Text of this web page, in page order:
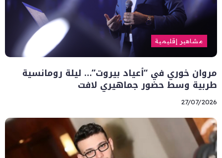
مشاهير إقليمية
مروان خوري في “أعياد بيروت”… ليلة رومانسية
طربية وسط حضور جماهيري لافت
27/07/2026